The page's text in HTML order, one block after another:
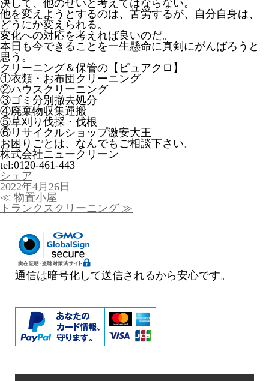
決して、他のせいと考えてはならない。
他を変えようとするのは、苦労するが、自分自身は、
どうにか変えられる。
変化への対応を考えれば良いのだ。
本日も今できることを一生懸命に真剣にがんばろうと
思う。
クリーニング＆保管の【ピュアクロ】
①衣類・お布団クリーニング
②ハウスクリーニング
③ゴミ分別撤去処分
④廃棄物収集運搬
⑤草刈り伐採・伐根
⑥リサイクルショップ激安大王
お困りごとは、なんでもご相談下さい。
株式会社ニュークリーン
tel:0120-461-443
シェア
投
稿
日:
2022年4月26日
投
稿
≪ 物置小屋
トランクスクリーニング ≫
通信は暗号化して送信されるから安心です。